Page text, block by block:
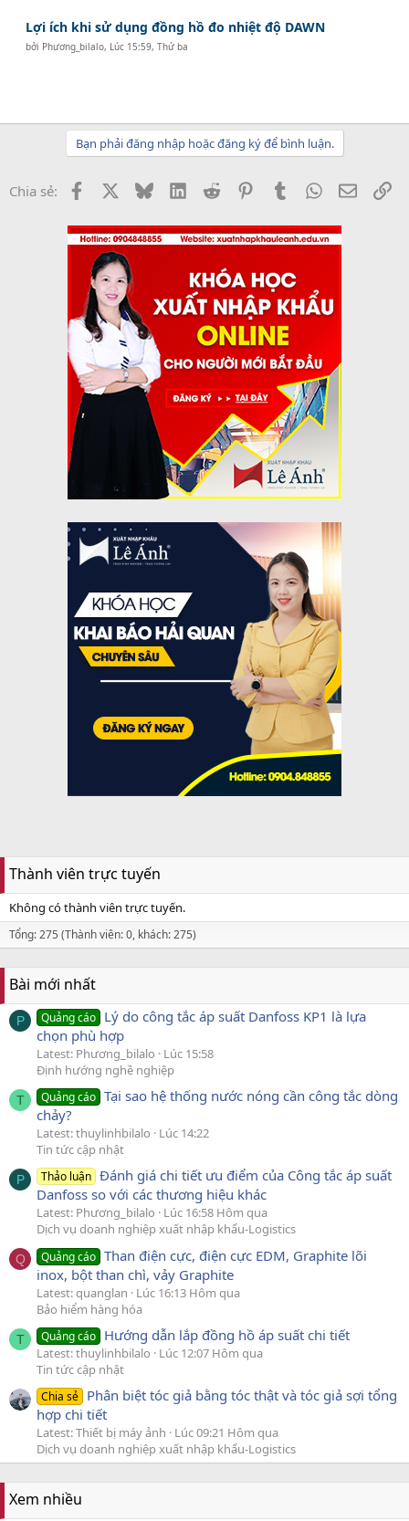
Lợi ích khi sử dụng đồng hồ đo nhiệt độ DAWN
bởi Phương_bilalo, Lúc 15:59, Thứ ba
Bạn phải đăng nhập hoặc đăng ký để bình luận.
Chia sẻ: Facebook BlueskyLinkedInReddit PinterestTumblrWhatsApp
Email
Thành viên trực tuyến
Không có thành viên trực tuyến.
Tổng: 275 (Thành viên: 0, khách: 275)
Bài mới nhất
P Quảng cáo Lý do công tắc áp suất Danfoss KP1 là lựa
chọn phù hợp
Latest: Phương_bilalo
Lúc 15:58
Định hướng nghề nghiệp
T Quảng cáo Tại sao hệ thống nước nóng cần công tắc dòng
chảy?
Latest: thuylinhbilalo
Lúc 14:22
Tin tức cập nhật
P Thảo luận Đánh giá chi tiết ưu điểm của Công tắc áp suất
Danfoss so với các thương hiệu khác
Latest: Phương_bilalo
Lúc 16:58 Hôm qua
Dịch vụ doanh nghiệp xuất nhập khẩu-Logistics
Q Quảng cáo Than điện cực, điện cực EDM, Graphite lõi
inox, bột than chì, vảy Graphite
Latest: quanglan
Lúc 16:13 Hôm qua
Bảo hiểm hàng hóa
T Quảng cáo Hướng dẫn lắp đồng hồ áp suất chi tiết
Latest: thuylinhbilalo
Lúc 12:07 Hôm qua
Tin tức cập nhật
Chia sẻ Phân biệt tóc giả bằng tóc thật và tóc giả sợi tổng
hợp chi tiết
Latest: Thiết bị máy ảnh
Lúc 09:21 Hôm qua
Dịch vụ doanh nghiệp xuất nhập khẩu-Logistics
Xem nhiều